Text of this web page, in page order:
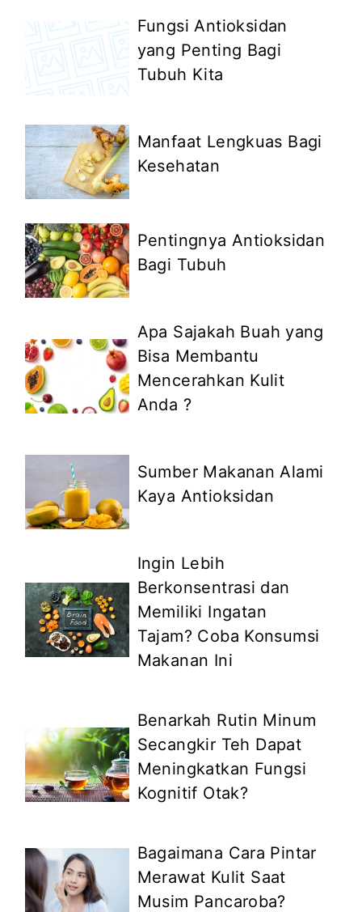
Fungsi Antioksidan
yang Penting Bagi
Tubuh Kita
Manfaat Lengkuas Bagi
Kesehatan
Pentingnya Antioksidan
Bagi Tubuh
Apa Sajakah Buah yang
Bisa Membantu
Mencerahkan Kulit
Anda ?
Sumber Makanan Alami
Kaya Antioksidan
Ingin Lebih
Berkonsentrasi dan
Memiliki Ingatan
Tajam? Coba Konsumsi
Makanan Ini
Benarkah Rutin Minum
Secangkir Teh Dapat
Meningkatkan Fungsi
Kognitif Otak?
Bagaimana Cara Pintar
Merawat Kulit Saat
Musim Pancaroba?